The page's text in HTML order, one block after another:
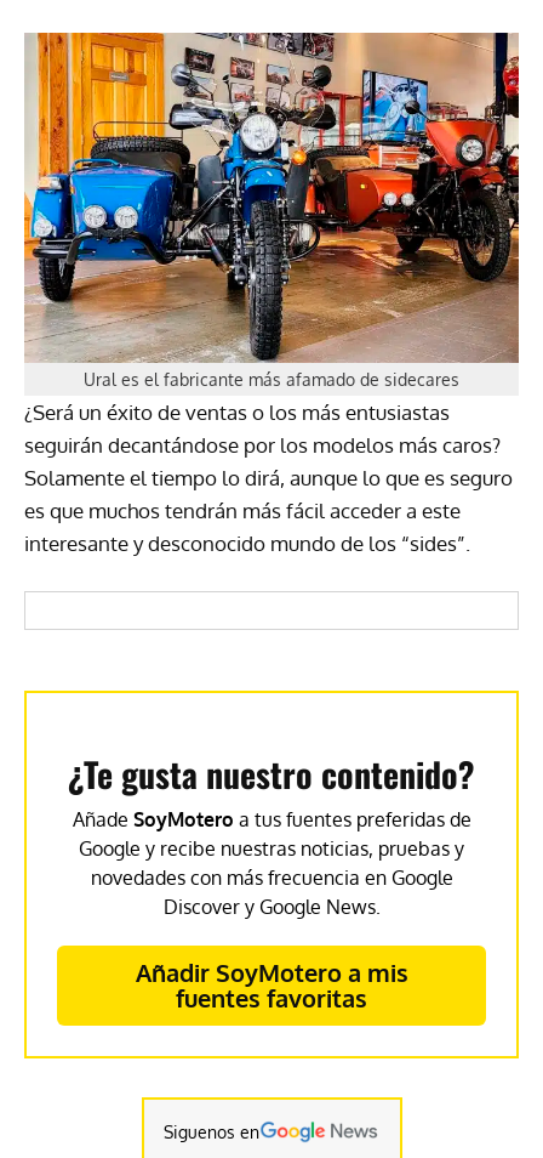
Ural es el fabricante más afamado de sidecares
¿Será un éxito de ventas o los más entusiastas
seguirán decantándose por los modelos más caros?
Solamente el tiempo lo dirá, aunque lo que es seguro
es que muchos tendrán más fácil acceder a este
interesante y desconocido mundo de los “sides”.
¿Te gusta nuestro contenido?
Añade SoyMotero a tus fuentes preferidas de
Google y recibe nuestras noticias, pruebas y
novedades con más frecuencia en Google
Discover y Google News.
Añadir SoyMotero a mis
fuentes favoritas
Siguenos en